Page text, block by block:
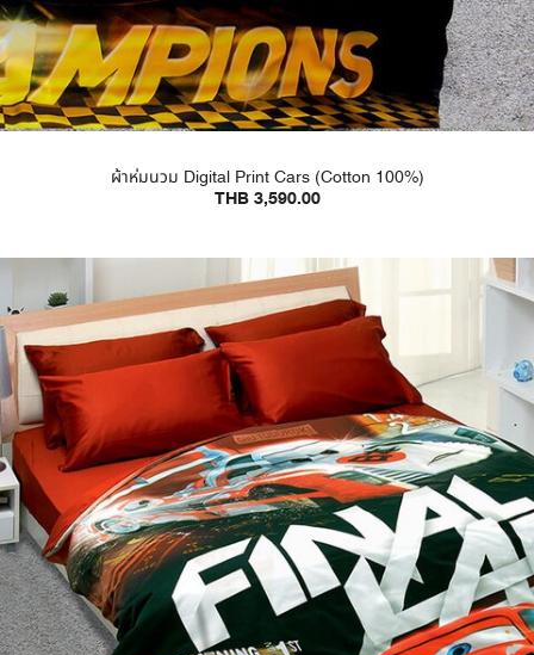
ผ้าห่มนวม Digital Print Cars (Cotton 100%)
THB 3,590.00